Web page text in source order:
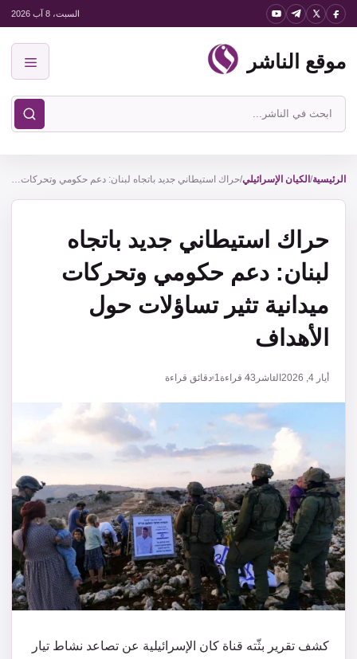
انتقل
المحتوى
السبت، 8 آب 2026
موقع الناشر
ابحث
في
الناشر
الرئيسية/ الكيان الإسرائيلي/ حراك استيطاني جديد باتجاه لبنان: دعم حكومي وتحركات ميدانية تثير تساؤلات حول الأهداف
حراك استيطاني جديد باتجاه
لبنان: دعم حكومي وتحركات
ميدانية تثير تساؤلات حول
الأهداف
أيار 4, 2026 الناشر 43 قراءة1 دقائق قراءة
كشف تقرير بثّته قناة كان الإسرائيلية عن تصاعد نشاط تيار